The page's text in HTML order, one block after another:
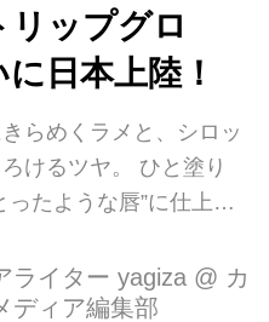
てくれます。 「マスク
乾燥が気になる」「リ
くなってきた」と感じ
試してほしい、202...
リップグロ
日本上陸！
らめくラメと、シロッ
けるツヤ。 ひと塗り
ったような唇”に仕上が
、タイ発の人気ブラン
キャシードール）から
年5月13日（水）12
ライター yagiza @ カ
ディア編集部